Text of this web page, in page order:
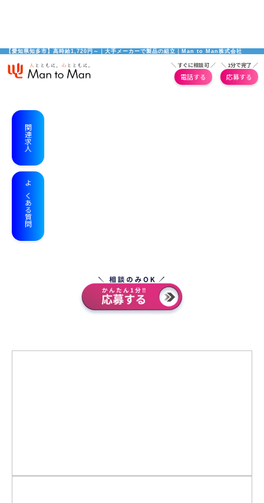
【愛知県知多市】高時給1,720円～｜大手メーカーで製品の組立｜Man to Man株式会社
＼ すぐに相談可 ／
電話する
＼ 1分で完了 ／
応募する
関連求人
よくある質問